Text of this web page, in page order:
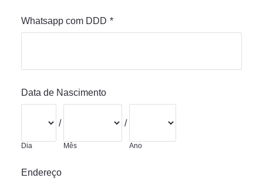
Whatsapp com DDD *
Data de Nascimento
Dia
/
Mês
/
Ano
Endereço